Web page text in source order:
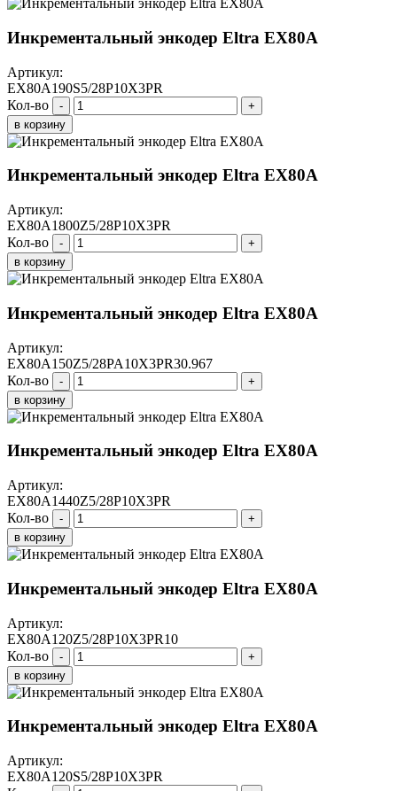
Инкрементальный энкодер Eltra EX80A
Артикул:
EX80A190S5/28P10X3PR
Кол-во
-
+
в корзину
Инкрементальный энкодер Eltra EX80A
Артикул:
EX80A1800Z5/28P10X3PR
Кол-во
-
+
в корзину
Инкрементальный энкодер Eltra EX80A
Артикул:
EX80A150Z5/28PA10X3PR30.967
Кол-во
-
+
в корзину
Инкрементальный энкодер Eltra EX80A
Артикул:
EX80A1440Z5/28P10X3PR
Кол-во
-
+
в корзину
Инкрементальный энкодер Eltra EX80A
Артикул:
EX80A120Z5/28P10X3PR10
Кол-во
-
+
в корзину
Инкрементальный энкодер Eltra EX80A
Артикул:
EX80A120S5/28P10X3PR